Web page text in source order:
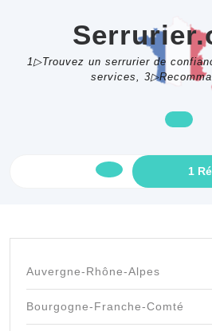
1▷Trouvez un serrurier de
services,
Open
1
Auvergne-Rhône-Alpes
Bourgogne-Franche-Comté